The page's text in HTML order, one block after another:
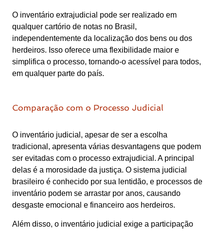
O inventário extrajudicial pode ser realizado em
qualquer cartório de notas no Brasil,
independentemente da localização dos bens ou dos
herdeiros. Isso oferece uma flexibilidade maior e
simplifica o processo, tornando-o acessível para todos,
em qualquer parte do país.
Comparação com o Processo Judicial
O inventário judicial, apesar de ser a escolha
tradicional, apresenta várias desvantagens que podem
ser evitadas com o processo extrajudicial. A principal
delas é a morosidade da justiça. O sistema judicial
brasileiro é conhecido por sua lentidão, e processos de
inventário podem se arrastar por anos, causando
desgaste emocional e financeiro aos herdeiros.
Além disso, o inventário judicial exige a participação